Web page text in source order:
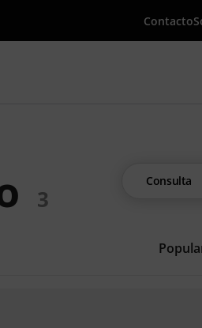
Contacto
pesquisa com o termo de
3
Consulta